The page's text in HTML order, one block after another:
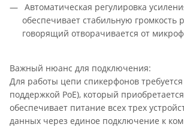
Автоматическая регулировка
обеспечивает стабильную громкость
говорящий отворачивается от
Важный нюанс для подключения:
Для работы цепи спикерфонов требуется
поддержкой PoE), который
обеспечивает питание всех трех
данных через единое подключение к